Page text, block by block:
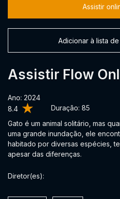
8.4 Duração: 85
Assistir Flow
Ano: 2024
Gato é um animal solitário, mas
uma grande inundação, ele
habitado por diversas espécies,
apesar das diferenças.
Assistir
Adicionar à lista
Diretor(es):